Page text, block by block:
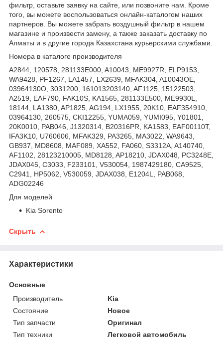
фильтр, оставьте заявку на сайте, или позвоните нам. Кроме
того, вы можете воспользоваться онлайн-каталогом наших
партнеров. Вы можете забрать воздушный фильтр в нашем
магазине и произвести замену, а также заказать доставку по
Алматы и в другие города Казахстана курьерскими службами.
Номера в каталоге производителя
A2844, 120578, 281133E000, A10043, ME9927R, ELP9153,
WA9428, PF1267, LA1457, LX2639, MFAK304, A10043OE,
03964130O, 3031200, 161013203140, AF1125, 15122503,
A2519, EAF790, FAK10S, KA1565, 281133E500, ME9930L,
18144, LA1380, AP1825, AG194, LX1955, 20K10, EAF354910,
03964130, 260575, CKI12255, YUMA059, YUMI095, Y01801,
20K0010, PAB046, J1320314, B20316PR, KA1583, EAF00110T,
IFA3K10, U760606, MFAK329, PA3265, MA3022, WA9643,
GB937, MD8608, MAF089, XA552, FA060, S3312A, A140740,
AF1102, 28123210005, MD8128, AP18210, JDAX048, PC3248E,
JDAX045, C3033, F233101, V530054, 1987429180, CA9525,
C2941, HP5062, V530059, JDAX038, E1204L, PAB068,
ADG02246
Для моделей
Kia Sorento
Скрыть
Характеристики
Основные
Производитель
Kia
Состояние
Новое
Тип запчасти
Оригинал
Тип техники
Легковой автомобиль